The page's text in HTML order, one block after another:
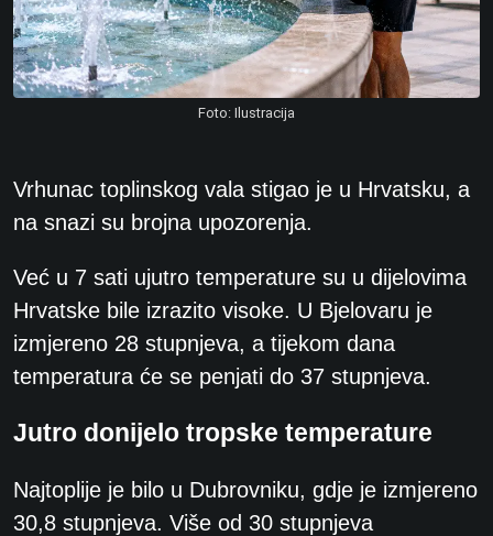
Foto: Ilustracija
Vrhunac toplinskog vala stigao je u Hrvatsku, a
na snazi su brojna upozorenja.
Već u 7 sati ujutro temperature su u dijelovima
Hrvatske bile izrazito visoke. U Bjelovaru je
izmjereno 28 stupnjeva, a tijekom dana
temperatura će se penjati do 37 stupnjeva.
Jutro donijelo tropske temperature
Najtoplije je bilo u Dubrovniku, gdje je izmjereno
30,8 stupnjeva. Više od 30 stupnjeva